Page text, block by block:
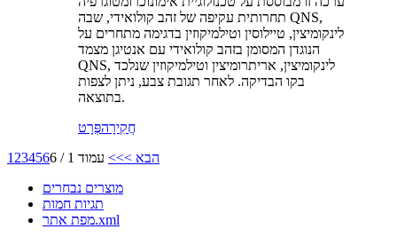
תחרותית עקיפה של זהב קולואידי, שבה QNS,
לינקומיצין, טיילוסין וטילמיקוזין בדגימה מתחרים על
הנוגדן המסומן בזהב קולואידי עם אנטיגן מצמד
QNS, לינקומיצין, אריתרומיצין וטילמיקוזין שנלכד
בקו הבדיקה. לאחר תגובת צבע, ניתן לצפות
בתוצאה.
חֲקִירָהפְּרָט
1 23456 הבא >>> עמוד 1 / 6
מוצרים נבחרים
תגיות חמות
מפת אתר.xml